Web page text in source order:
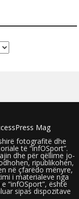
Mag
fotografitë dhe
të “infOSport”.
dhe për qëllime jo-
ripublikohen,
në çfarëdo mënyre,
i materialeve nga
“infOSport”, është
sipas dispozitave